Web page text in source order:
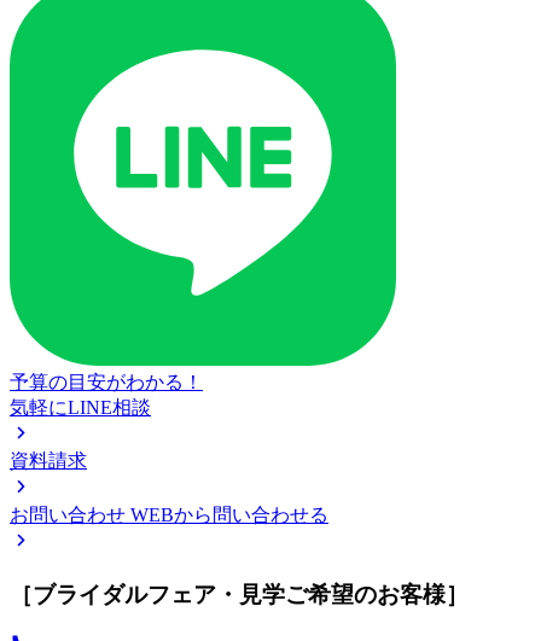
予算の目安がわかる！
気軽にLINE相談
資料請求
お問い合わせ WEBから問い合わせる
［ブライダルフェア・見学ご希望のお客様］